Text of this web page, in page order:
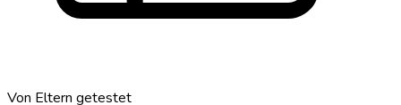
Von Eltern getestet